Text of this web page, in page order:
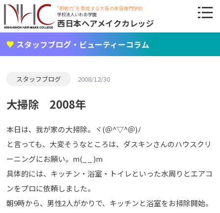
"即戦力"を育成する大阪の美容専門学校
学校法人いわお学園
西日本ヘアメイクカレッジ
スタッフブログ・ビューティーコラム
スタッフブログ 2008/12/30
大掃除 2008年
本日は、我が家の大掃除。ヾ(＠^▽^＠)ﾉ
と言っても、大変そうなところは、ダスキンさんのハウスクリ
ーニングにお願い。m(_ _ )m
具体的には、キッチン・浴室・トイレといった水周りとエアコ
ンをプロに依頼しました。
朝9時から、男性2人がかりで、キッチンと浴室をお掃除開始。